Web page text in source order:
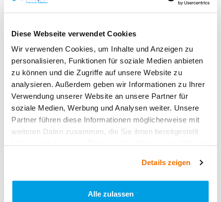
Diese Webseite verwendet Cookies
Wir verwenden Cookies, um Inhalte und Anzeigen zu
personalisieren, Funktionen für soziale Medien anbieten
zu können und die Zugriffe auf unsere Website zu
analysieren. Außerdem geben wir Informationen zu Ihrer
Verwendung unserer Website an unsere Partner für
soziale Medien, Werbung und Analysen weiter. Unsere
Partner führen diese Informationen möglicherweise mit
weiteren Daten zusammen, die Sie ihnen bereitgestellt
Details zeigen
Alle zulassen